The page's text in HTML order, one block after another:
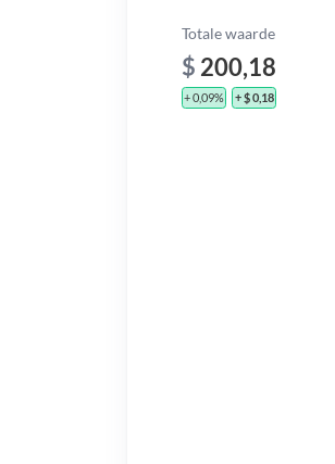
Totale waarde
$ 200,18
+ 0,09% + $ 0,18